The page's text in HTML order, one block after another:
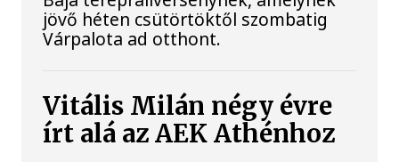
jövő héten csütörtöktől szombatig
Várpalota ad otthont.
Vitális Milán négy évre
írt alá az AEK Athénhoz